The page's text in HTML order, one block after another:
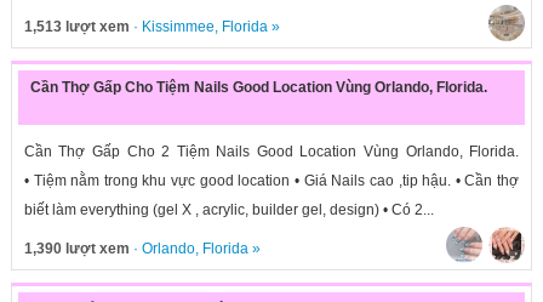
1,513 lượt xem · Kissimmee, Florida»
Cần Thợ Gấp Cho Tiệm Nails Good Location Vùng Orlando, Florida.
Cần Thợ Gấp Cho 2 Tiệm Nails Good Location Vùng Orlando, Florida.
• Tiệm nằm trong khu vực good location • Giá Nails cao ,tip hậu. • Cần thợ
biết làm everything (gel X , acrylic, builder gel, design) • Có 2...
1,390 lượt xem · Orlando, Florida»